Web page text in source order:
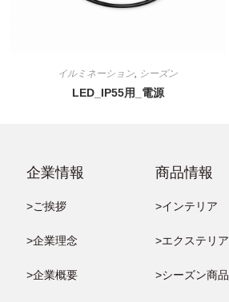
イルミネーション, シーズン
LED_IP55用_電源
企業情報
>ご挨拶
>企業理念
>企業概要
商品情報
>インテリア
>エクステリア
>シーズン商品